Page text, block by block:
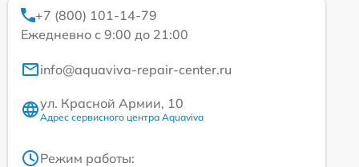
+7 (800) 101-14-79
Ежедневно с 9:00 до 21:00
info@aquaviva-repair-center.ru
ул. Красной Армии, 10
Адрес сервисного центра Aquaviva
Режим работы: